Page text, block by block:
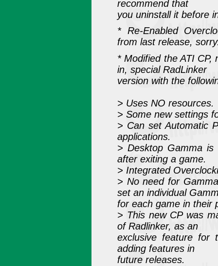
recommend that
you uninstall it before
* Re-Enabled
from last release,
* Modified the ATI CP,
in, special RadLinker
version with the
> Uses NO resources.
> Some new settings
> Can set Automatic
applications.
> Desktop Gamma
after exiting a game.
> Integrated
> No need for
set an individual
for each game in their
> This new CP was
of Radlinker, as an
exclusive feature for
adding features in
future releases.